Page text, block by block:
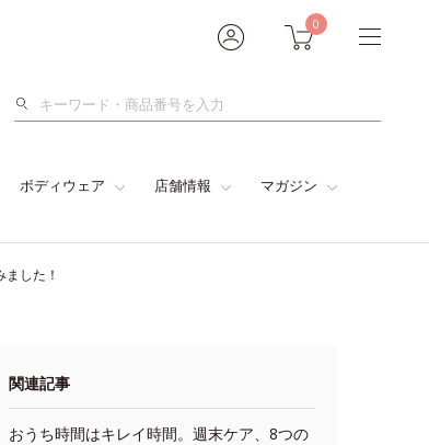
0
検
ボディウェア 店舗情報 マガジン
した！
関連記事
おうち時間はキレイ時間。週末ケア、8つの